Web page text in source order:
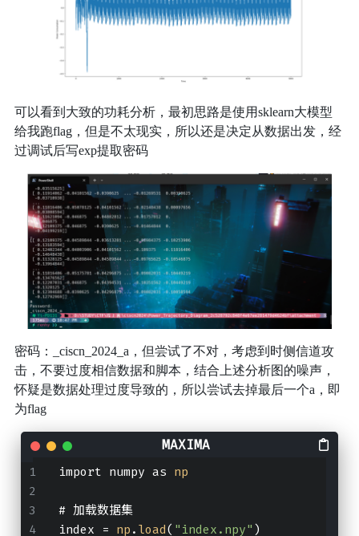
可以看到大致的功耗分析，最初思路是使用sklearn大模型
给我跑flag，但是不太现实，所以还是决定从数据出发，经
过调试后写exp提取密码
密码：_ciscn_2024_a，但尝试了不对，考虑到时侧信道攻
击，不要过度相信数据和脚本，结合上述分析图的噪声，
怀疑是数据处理过度导致的，所以尝试去掉最后一个a，即
为flag
import numpy as np
# 加载数据集
index = np . load( "index.npy" )